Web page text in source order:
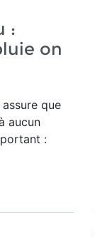
:
on
que
aucun
: